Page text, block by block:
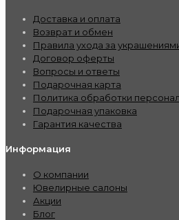
Доставка и оплата
Возврат и обмен
Правила ухода за
Договор оферты
Вопросы и ответы
Подарочная карта
Политика обработки
Подарочная упаковка
Гарантия качества
Информация
О компании
Ювелирные салоны
Акции
Блог